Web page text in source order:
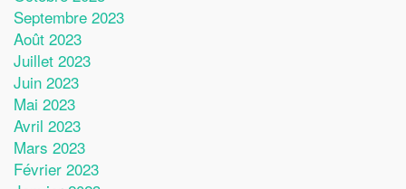
Septembre 2023
Août 2023
Juillet 2023
Juin 2023
Mai 2023
Avril 2023
Mars 2023
Février 2023